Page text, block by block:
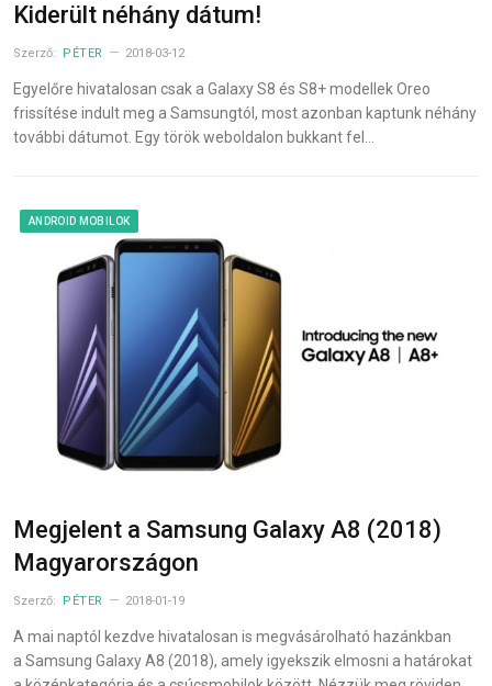
Kiderült néhány dátum!
Szerző: PÉTER 2018-03-12
Egyelőre hivatalosan csak a Galaxy S8 és S8+ modellek Oreo
frissítése indult meg a Samsungtól, most azonban kaptunk néhány
további dátumot. Egy török weboldalon bukkant fel…
ANDROID MOBILOK
Megjelent a Samsung Galaxy A8 (2018)
Magyarországon
Szerző: PÉTER 2018-01-19
A mai naptól kezdve hivatalosan is megvásárolható hazánkban
a Samsung Galaxy A8 (2018), amely igyekszik elmosni a határokat